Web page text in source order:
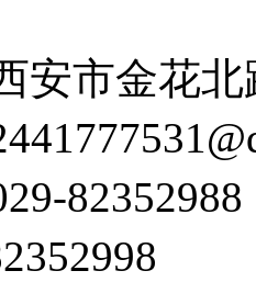
安市金花北
82352988